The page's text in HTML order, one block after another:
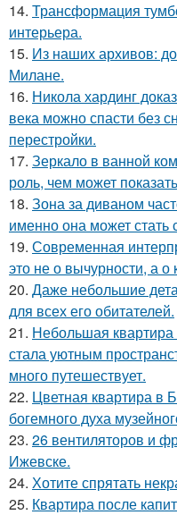
14. Трансформация
интерьера.
15. Из наших архивов:
Милане.
16. Никола хардинг
века можно спасти без
перестройки.
17. Зеркало в ванной
роль, чем может
18. Зона за диваном
именно она может стать
19. Современная
это не о вычурности, а
20. Даже небольшие
для всех его обитателей.
21. Небольшая квартира
стала уютным
много путешествует.
22. Цветная квартира в
богемного духа
23. 26 вентиляторов и
Ижевске.
24. Хотите спрятать
25. Квартира после